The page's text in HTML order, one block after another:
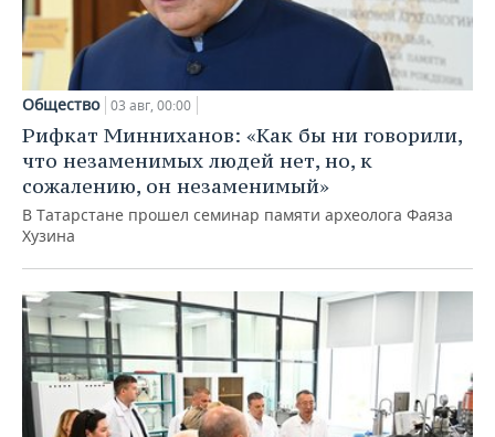
Общество 03 авг, 00:00
Рифкат Минниханов: «Как бы ни говорили,
что незаменимых людей нет, но, к
сожалению, он незаменимый»
В Татарстане прошел семинар памяти археолога Фаяза
Хузина